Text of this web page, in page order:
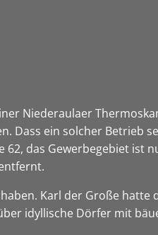
Niederaulaer
Dass ein solcher Betrieb
das Gewerbegebiet ist
Karl der Große hatte
idyllische Dörfer mit